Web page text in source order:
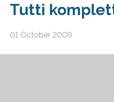
Tutti
01 October 2009